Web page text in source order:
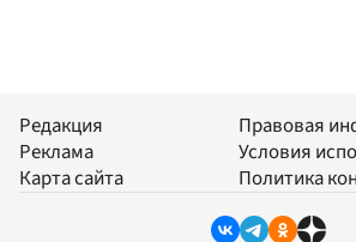
Редакция
Реклама
Карта сайта
Правовая
Условия
Политика